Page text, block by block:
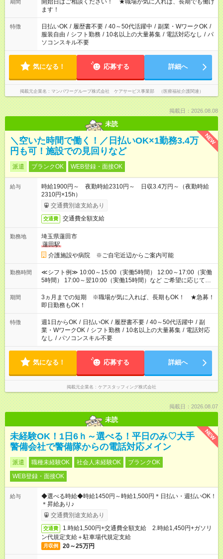
業はご案内が難しい場合があります
期間
開始日はご相談ください！ ★職場が気に入れば、長期でも働け
ます！
特徴 日払いOK / 履歴書不要 / 40～50代活躍中 / 副業・WワークOK /
服装自由 / シフト勤務 / 10名以上の大量募集 / 電話対応なし / パ
ソコンスキル不要
気になる！ 応募する 詳細へ
掲載元企業名 マンパワーグループ株式会社 ケアサービス事業部 （医療福祉介護関連）
掲載日：2026.08.08
未読
NEW
＼空いた時間で働く！／日払いOK×1勤務3.4万
円も可！施設での見回りなど
派遣 ブランクOK WEB登録・面接OK
給与
時給1900円～ 夜勤時給2310円～ 日収3.4万円～（夜勤時給
2310円×15h）
交通費別途支給あり
交通費 交通費全額支給
勤務地
埼玉県蓮田市
蓮田駅
介護施設や病院 ※ご自宅近辺からご案内可能
勤務時間
≪シフト例≫ 10:00～15:00（実働5時間） 12:00～17:00（実働
5時間） 17:00～翌10:00（実働15時間）など ご希望に応じて、
働く時間は調整できます！ お気軽に担当へ相談ください！
期間
3ヵ月までの短期 ※職場が気に入れば、長期もOK！ ★急募！
即日勤務もOK！
特徴 週1日からOK / 日払いOK / 履歴書不要 / 40～50代活躍中 / 副
業・WワークOK / シフト勤務 / 10名以上の大量募集 / 電話対応
なし / パソコンスキル不要
気になる！ 応募する 詳細へ
掲載元企業名 ケアスタッフィング株式会社
掲載日：2026.08.07
未読
NEW
未経験OK！1日6ｈ～選べる！平日のみ♡大手
警備会社で警備隊からの電話対応メイン
派遣 職種未経験OK 社会人未経験OK
ブランクOK
WEB登録・面接OK
給与
◆選べる時給◆時給1450円～時給1,500円＊日払い・週払いOK！
＊昇給あり♪
交通費別途支給あり
交通費
1.時給1,500円+交通費全額支給 2.時給1,450円+ガソリ
ン代規定支給＋駐車場代規定支給
月収例 20～25万円